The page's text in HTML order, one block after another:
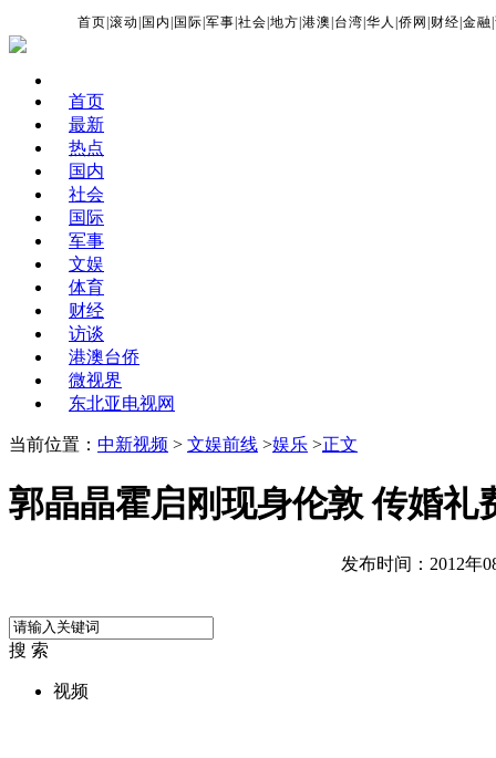
首页 |滚动 国内 国际 |军事 |社会 |地方 |港澳 台湾 |华人 |侨网 财经 |金融 |
首页
最新
热点
国内
社会
国际
军事
文娱
体育
财经
访谈
港澳台侨
微视界
东北亚电视网
当前位置： 中新视频 > 文娱前线 >娱乐 >正文
郭晶晶霍启刚现身伦敦 传婚礼
发布时间：2012年
搜 索
视频